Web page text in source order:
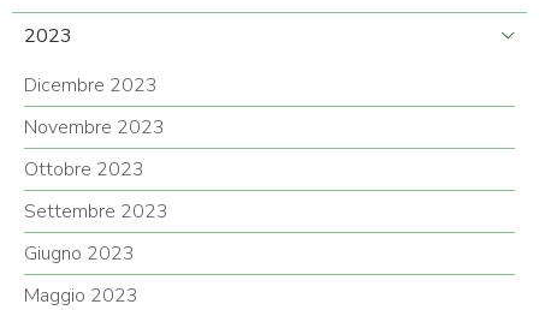
2023
Dicembre 2023
Novembre 2023
Ottobre 2023
Settembre 2023
Giugno 2023
Maggio 2023